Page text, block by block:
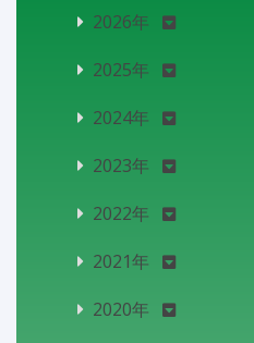
2026年
2025年
2024年
2023年
2022年
2021年
2020年